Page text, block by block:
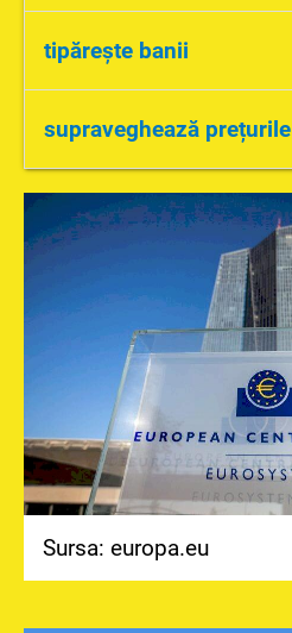
-urmărește băncile
tipărește banii
supraveghează prețurile
-previne inflația
Sursa: europa.eu